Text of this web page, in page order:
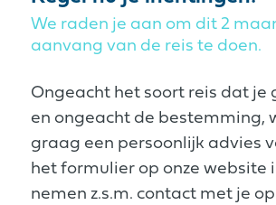
We raden je aan om dit 2
aanvang van de reis te doen.
Ongeacht het soort reis dat je
en ongeacht de bestemming,
graag een persoonlijk advies
het formulier op onze website
nemen z.s.m. contact met je